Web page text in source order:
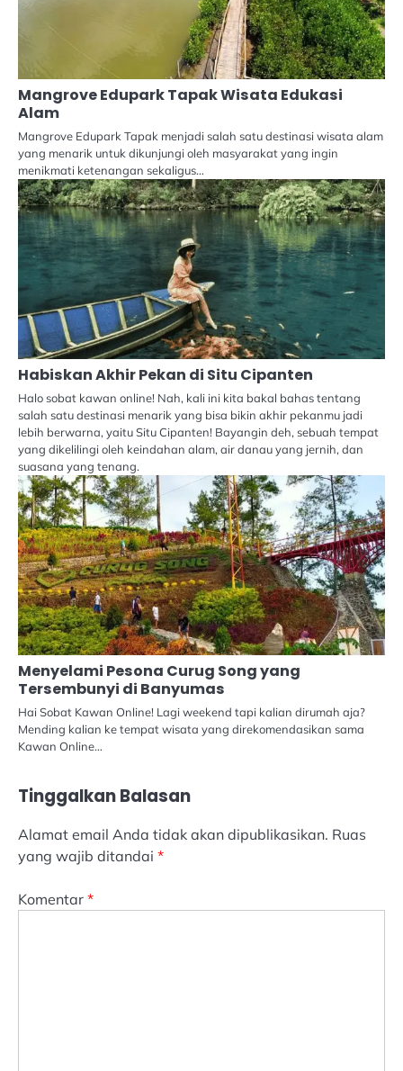
Mangrove Edupark Tapak Wisata Edukasi
Alam
Mangrove Edupark Tapak menjadi salah satu destinasi wisata alam
yang menarik untuk dikunjungi oleh masyarakat yang ingin
menikmati ketenangan sekaligus…
Habiskan Akhir Pekan di Situ Cipanten
Halo sobat kawan online! Nah, kali ini kita bakal bahas tentang
salah satu destinasi menarik yang bisa bikin akhir pekanmu jadi
lebih berwarna, yaitu Situ Cipanten! Bayangin deh, sebuah tempat
yang dikelilingi oleh keindahan alam, air danau yang jernih, dan
suasana yang tenang.
Menyelami Pesona Curug Song yang
Tersembunyi di Banyumas
Hai Sobat Kawan Online! Lagi weekend tapi kalian dirumah aja?
Mending kalian ke tempat wisata yang direkomendasikan sama
Kawan Online…
Tinggalkan Balasan
Alamat email Anda tidak akan dipublikasikan. Ruas
yang wajib ditandai *
Komentar *